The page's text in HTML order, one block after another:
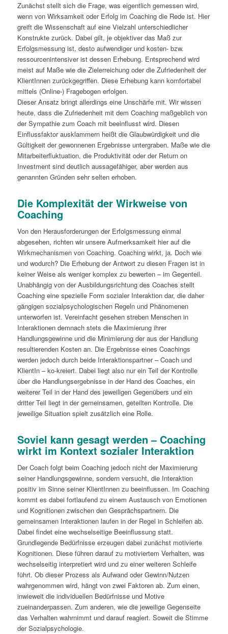
Zunächst stellt sich die Frage, was eigentlich gemessen wird,
wenn von Wirksamkeit oder Erfolg im Coaching die Rede ist. Hier
greift die Wissenschaft auf eine Vielzahl unterschiedlicher
Konstrukte zurück. Dabei gilt, je objektiver das Maß zur
Erfolgsmessung ist, desto aufwendiger und kosten- bzw.
ressourcenintensiver ist dessen Erhebung. Entsprechend wird
meist auf Maße wie die Zielerreichung oder die Zufriedenheit der
KlientInnen zurückgegriffen. Diese Erhebung kann komfortabel
mittels (Online-) Fragebogen erfolgen.
Dieser Ansatz bringt allerdings eine Unschärfe mit. Wir wissen
heute, dass die Zufriedenheit mit dem Coaching maßgeblich von
der Sympathie zum Coach mit beeinflusst wird. Diesen
Einflussfaktor ausklammern heißt die Glaubwürdigkeit und die
Gültigkeit der gewonnenen Ergebnisse untergraben. Maße wie die
Mitarbeiterfluktuation, die Produktivität oder der Return on
Investment sind deutlich aussagefähiger, aber werden aus
genannten Gründen sehr selten erhoben.
Die Komplexität der Wirkweise von
Coaching
Von den Herausforderungen der Erfolgsmessung einmal
abgesehen, richten wir unsere Aufmerksamkeit hier auf die
Wirkmechanismen von Coaching. Coaching wirkt, ja. Doch wie
und wodurch? Die Erhebung der Antwort zu diesen Fragen ist in
keiner Weise als weniger komplex zu bewerten – im Gegenteil.
Unabhängig von der Ausbildungsrichtung des Coaches stellt
Coaching eine spezielle Form sozialer Interaktion dar, die daher
gängigen sozialpsychologischen Regeln und Phänomenen
unterworfen ist. Vereinfacht gesehen streben Menschen in
Interaktionen demnach stets die Maximierung ihrer
Handlungsgewinne und die Minimierung der aus der Handlung
resultierenden Kosten an. Die Ergebnisse eines Coachings
werden jedoch durch beide Interaktionspartner – Coach und
KlientIn – ko-kreiert. Dabei liegt also nur ein Teil der Kontrolle
über die Handlungsergebnisse in der Hand des Coaches, ein
weiterer Teil in der Hand des jeweiligen Gegenübers und ein
dritter Teil liegt in der gemeinsamen, geteilten Kontrolle. Die
jeweilige Situation spielt zusätzlich eine Rolle.
Soviel kann gesagt werden – Coaching
wirkt im Kontext sozialer Interaktion
Der Coach folgt beim Coaching jedoch nicht der Maximierung
seiner Handlungsgewinne, sondern versucht, die Interaktion
positiv im Sinne seiner KlientInnen zu beeinflussen. Im Coaching
kommt es dabei fortlaufend zu einem Austausch von Emotionen
und Kognitionen zwischen den Gesprächspartnern. Die
gemeinsamen Interaktionen laufen in der Regel in Schleifen ab.
Dabei findet eine wechselseitige Beeinflussung statt.
Grundlegende Bedürfnisse erzeugen dabei zunächst motivierte
Kognitionen. Diese führen darauf zu motiviertem Verhalten, was
wechselseitig interpretiert wird und zu einer weiteren Schleife
führt. Ob dieser Prozess als Aufwand oder Gewinn/Nutzen
wahrgenommen wird, hängt von zwei Faktoren ab. Zum einen,
inwieweit die individuellen Bedürfnisse und Motive
zueinanderpassen. Zum anderen, wie die jeweilige Gegenseite
das Verhalten wahrnimmt und darauf reagiert. Soweit die Stimme
der Sozialpsychologie.